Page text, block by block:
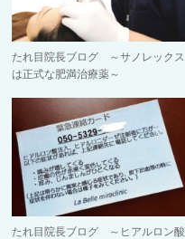
たれ目院長ブログ ～サノレックス
は正式な肥満治療薬～
たれ目院長ブログ ～ヒアルロン酸